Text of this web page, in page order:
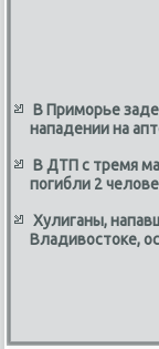
В Приморье
нападении на
В ДТП с тремя
погибли 2
Хулиганы,
Владивостоке,